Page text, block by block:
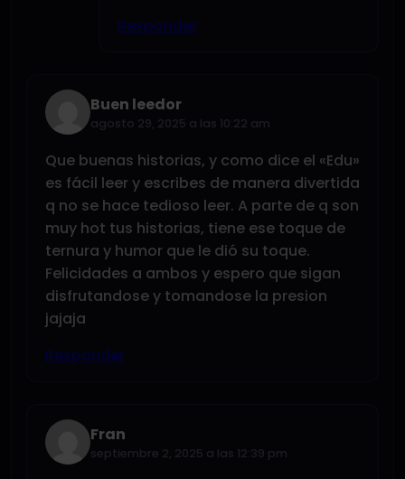
Responder
Buen leedor
agosto 29, 2025 a las 10:22 am
Que buenas historias, y como dice el «Edu»
es fácil leer y escribes de manera divertida
q no se hace tedioso leer. A parte de q son
muy hot tus historias, tiene ese toque de
ternura y humor que le dió su toque.
Felicidades a ambos y espero que sigan
disfrutandose y tomandose la presion
jajaja
Responder
Fran
septiembre 2, 2025 a las 12:39 pm